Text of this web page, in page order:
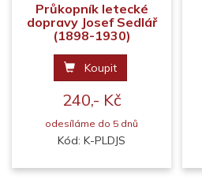
Průkopník letecké
dopravy Josef Sedlář
(1898-1930)
Koupit
240,- Kč
odesíláme do 5 dnů
Kód: K-PLDJS